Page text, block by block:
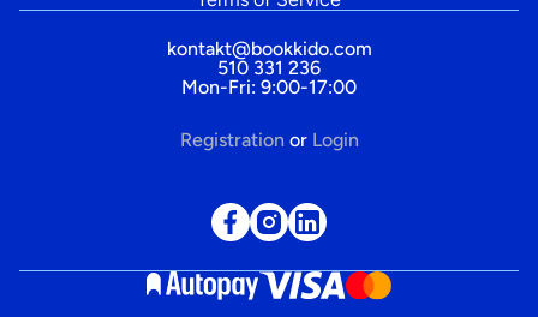
kontakt@bookkido.com
510 331 236
Mon-Fri: 9:00-17:00
Registration or Login